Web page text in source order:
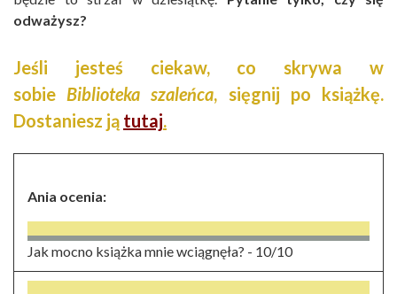
odważysz?
Jeśli jesteś ciekaw, co skrywa w
sobieBiblioteka szaleńca, sięgnij po książkę.
Dostaniesz ją tutaj.
Ania ocenia:
Jak mocno książka mnie wciągnęła? - 10/10